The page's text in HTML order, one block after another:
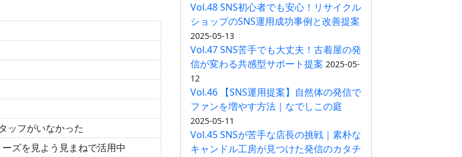
ッフがいなかった
ズを見よう見まねで活用中
Vol.48 SNS初心者でも安心！リサイクル
ショップのSNS運用成功事例と改善提案
2025-05-13
Vol.47 SNS苦手でも大丈夫！古着屋の発
信が変わる共感型サポート提案 2025-05-
12
Vol.46 【SNS運用提案】自然体の発信で
ファンを増やす方法｜なでしこの庭
2025-05-11
Vol.45 SNSが苦手な店長の挑戦｜素朴な
キャンドル工房が見つけた発信のカタチ